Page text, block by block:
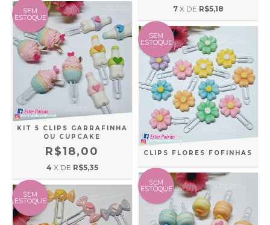
7 X DE R$5,18
SEM
ESTOQUE
KIT 5 CLIPS GARRAFINHA
OU CUPCAKE
R$18,00
4 X DE R$5,35
SEM
ESTOQUE
CLIPS FLORES FOFINHAS
SEM
ESTOQUE
SEM
ESTOQUE